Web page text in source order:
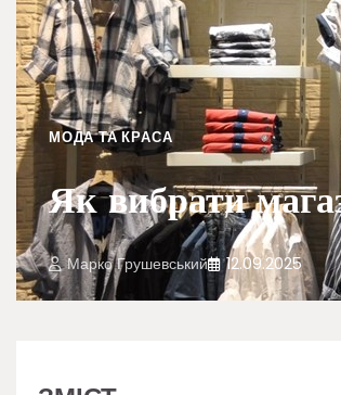
МОДА ТА КРАСА
Як вибрати
Марко Грушевський 12.09.2025